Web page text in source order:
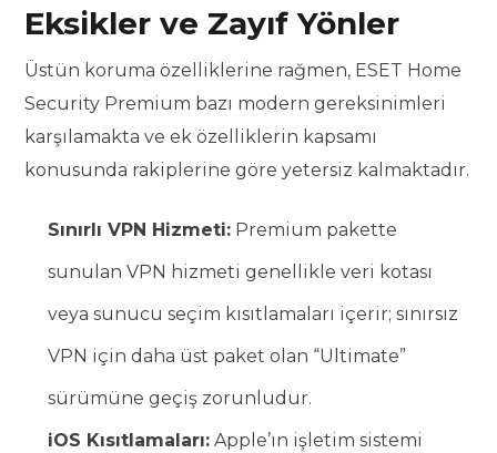
Eksikler ve Zayıf Yönler
Üstün koruma özelliklerine rağmen, ESET Home
Security Premium bazı modern gereksinimleri
karşılamakta ve ek özelliklerin kapsamı
konusunda rakiplerine göre yetersiz kalmaktadır.
Sınırlı VPN Hizmeti: Premium pakette
sunulan VPN hizmeti genellikle veri kotası
veya sunucu seçim kısıtlamaları içerir; sınırsız
VPN için daha üst paket olan “Ultimate”
sürümüne geçiş zorunludur.
iOS Kısıtlamaları: Apple’ın işletim sistemi